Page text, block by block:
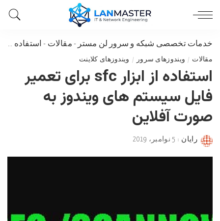
خدمات تخصصی شبکه و سرور لن مستر - مقالات - استفاده از ابزار sfc برای تعمیر فایل سیستم های ویندوز به صورت آفلاین
مقالات ویندوزهای سرور ویندوزهای کلاینت
استفاده از ابزار sfc برای تعمیر
فایل سیستم های ویندوز به
صورت آفلاین
Posted
رایان 5 نوامبر، 2019